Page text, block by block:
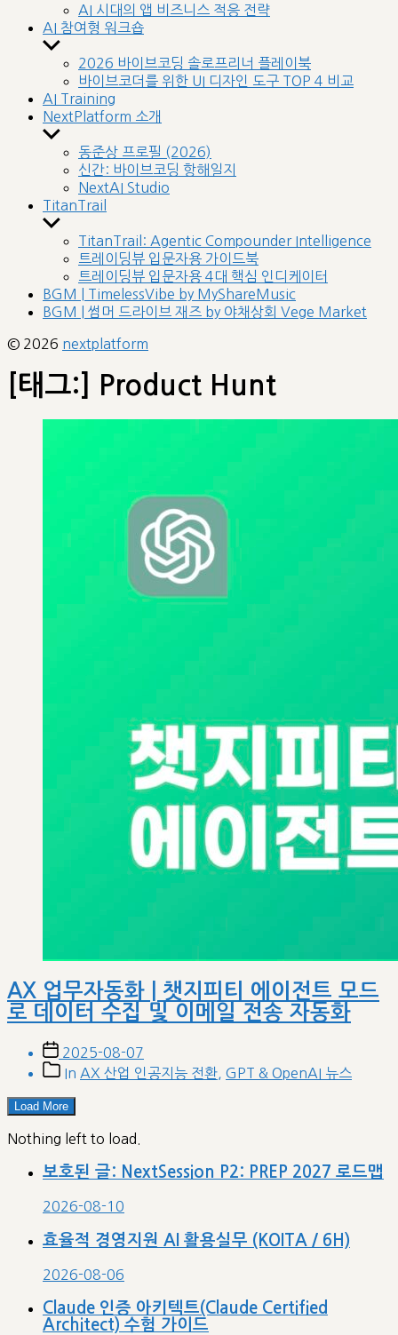
AI 시대의 앱 비즈니스 적응 전략
AI 참여형 워크숍
Show
sub
menu
2026 바이브코딩 솔로프리너 플레이북
바이브코더를 위한 UI 디자인 도구 TOP 4 비교
AI Training
NextPlatform 소개
Show
sub
menu
동준상 프로필 (2026)
신간: 바이브코딩 항해일지
NextAI Studio
TitanTrail
Show
sub
menu
TitanTrail: Agentic Compounder Intelligence
트레이딩뷰 입문자용 가이드북
트레이딩뷰 입문자용 4대 핵심 인디케이터
BGM | TimelessVibe by MyShareMusic
BGM | 썸머 드라이브 재즈 by 야채상회 Vege Market
© 2026 nextplatform
[태그:] Product Hunt
AX 업무자동화 | 챗지피티 에이전트 모드
로 데이터 수집 및 이메일 전송 자동화
Post
date
2025-08-07
PostIn AX 산업 인공지능 전환 GPT & OpenAI 뉴스
Load More
Nothing left to load.
보호된 글: NextSession P2: PREP 2027 로드맵
2026-08-10
효율적 경영지원 AI 활용실무 (KOITA / 6H)
2026-08-06
Claude 인증 아키텍트(Claude Certified
Architect) 수험 가이드